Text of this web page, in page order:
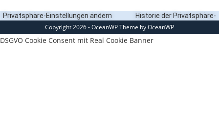
Privatsphäre-Einstellungen ändern
Historie der Privatsphäre-
Einstellungen
Einwilligungen widerrufen
Copyright 2026 - OceanWP Theme by OceanWP
DSGVO Cookie Consent mit Real Cookie Banner